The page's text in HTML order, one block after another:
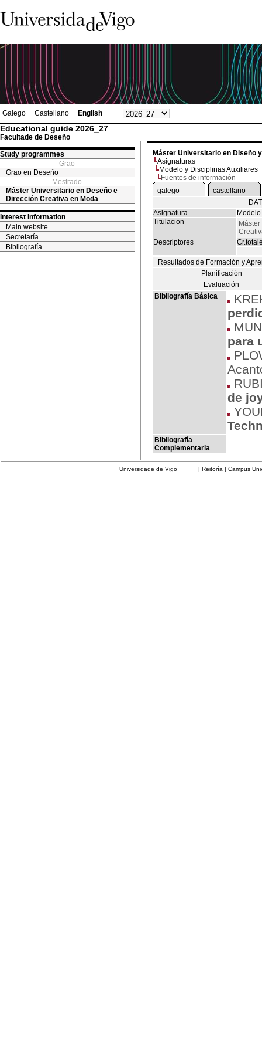
Galego Castellano English
Educational guide 2026_27
Facultade de Deseño
Study programmes
Grao
Grao en Deseño
Mestrado
Máster Universitario en Deseño e
Dirección Creativa en Moda
Interest Information
Main website
Secretaría
Bibliografía
Máster Universitario en Diseño
Asignaturas
Modelo y Disciplinas Auxiliares
Fuentes de información
galego
castellano
Asignatura
Titulacion
Descriptores
Resultados de Formación y
Planificación
Evaluación
Bibliografía Básica
para
de
Bibliografía
Complementaria
Universidade de Vigo | Reitoría | Campus